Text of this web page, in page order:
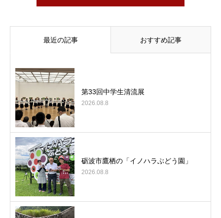
最近の記事 おすすめ記事
第33回中学生清流展
2026.08.8
砺波市鷹栖の「イノハラぶどう園」
2026.08.8